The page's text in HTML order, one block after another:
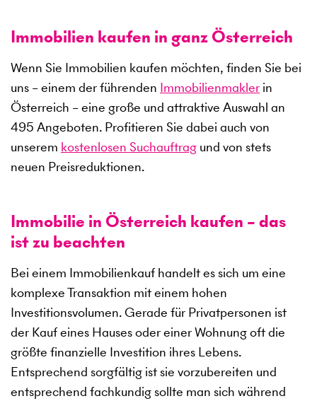
Immobilien kaufen in ganz Österreich
Wenn Sie Immobilien kaufen möchten, finden Sie bei
uns – einem der führenden Immobilienmakler in
Österreich – eine große und attraktive Auswahl an
495 Angeboten. Profitieren Sie dabei auch von
unserem kostenlosen Suchauftrag und von stets
neuen Preisreduktionen.
Immobilie in Österreich kaufen – das
ist zu beachten
Bei einem Immobilienkauf handelt es sich um eine
komplexe Transaktion mit einem hohen
Investitionsvolumen. Gerade für Privatpersonen ist
der Kauf eines Hauses oder einer Wohnung oft die
größte finanzielle Investition ihres Lebens.
Entsprechend sorgfältig ist sie vorzubereiten und
entsprechend fachkundig sollte man sich während